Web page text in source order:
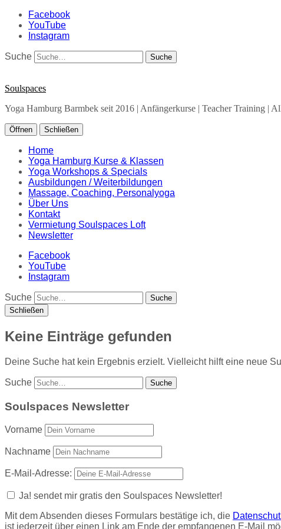
Facebook
YouTube
Instagram
Suche
Soulspaces
Yoga Hamburg Barmbek seit 2016 | Anfängerkurse | Teacher Training |
Öffnen Schließen
Home
Yoga Hamburg Kurse & Klassen
Yoga Workshops & Specials
Ausbildungen / Weiterbildungen
Massage, Coaching, Personalyoga
Über Uns
Kontakt
Vermietung Soulspaces Loft
Newsletter
Facebook
YouTube
Instagram
Suche
Schließen
Keine Einträge gefunden
Deine Suche hat kein Ergebnis erzielt. Vielleicht hilft eine neue
Suche
Soulspaces Newsletter
Vorname
Nachname
E-Mail-Adresse:
Ja! sendet mir gratis den Soulspaces Newsletter!
Mit dem Absenden dieses Formulars bestätige ich, die
ist jederzeit über einen Link am Ende der empfangenen E-Mail